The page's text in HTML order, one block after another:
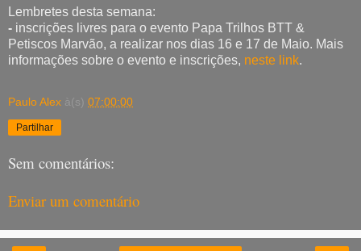
Lembretes desta semana:
- inscrições livres para o evento Papa Trilhos BTT &
Petiscos Marvão, a realizar nos dias 16 e 17 de Maio. Mais
informações sobre o evento e inscrições, neste link.
Paulo Alex à(s) 07:00:00
Partilhar
Sem comentários:
Enviar um comentário